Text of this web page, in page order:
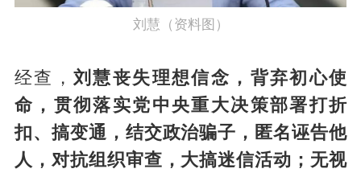
刘慧（资料图）
经查，刘慧丧失理想信念，背弃初心使
命，贯彻落实党中央重大决策部署打折
扣、搞变通，结交政治骗子，匿名诬告他
人，对抗组织审查，大搞迷信活动；无视